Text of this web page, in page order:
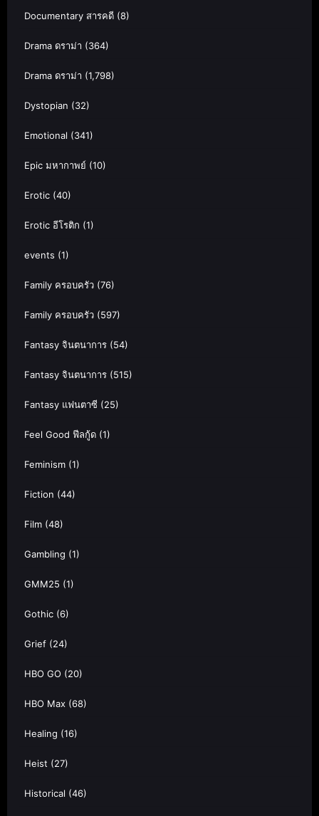
Documentary สารคดี (8)
Drama ดราม่า (364)
Drama ดราม่า (1,798)
Dystopian (32)
Emotional (341)
Epic มหากาพย์ (10)
Erotic (40)
Erotic อีโรติก (1)
events (1)
Family ครอบครัว (76)
Family ครอบครัว (597)
Fantasy จินตนาการ (54)
Fantasy จินตนาการ (515)
Fantasy แฟนตาซี (25)
Feel Good ฟีลกู้ด (1)
Feminism (1)
Fiction (44)
Film (48)
Gambling (1)
GMM25 (1)
Gothic (6)
Grief (24)
HBO GO (20)
HBO Max (68)
Healing (16)
Heist (27)
Historical (46)